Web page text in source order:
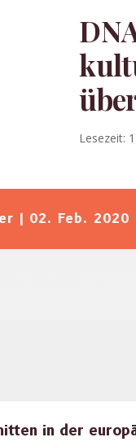
Lesezeit:
| 02. Feb. 2020
in der